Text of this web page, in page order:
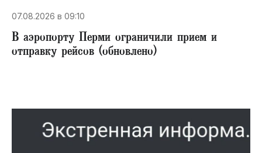
07.08.2026 в 09:10
В аэропорту Перми ограничили прием и
отправку рейсов (обновлено)